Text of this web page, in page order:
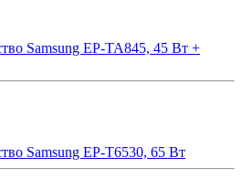
Samsung EP-TA845, 45 Вт +
Samsung EP-T6530, 65 Вт